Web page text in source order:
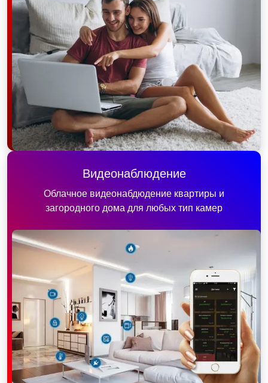
Видеонаблюдение
Облачное видеонабдюдение квартиры и
загородного дома для любых тип камер